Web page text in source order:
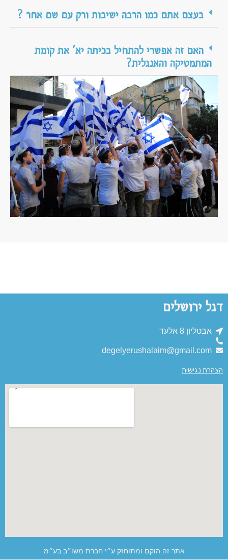
בעצם אתם כמו הרבה ישיבות ורק עם שם אחר ?
האם זה אפשרי להתחיל בכיתה יא' את קומת
המתמטיקה והאנגלית?
דגל ירושלים
אבטליון 8 אלעד
degelyerushalaim@gmail.com
הצהרת נגישות
אתר זה הוקם ומתוחזק ע״י חברת משו״ב בע״מ